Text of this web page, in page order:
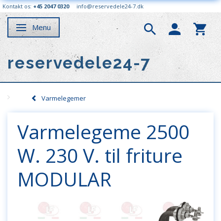
Kontakt os: +45 2047 0320 info@reservedele24-7.dk
Skifte navigation
Menu
reservedele24-7
Varmelegemer
Varmelegeme 2500
W. 230 V. til friture
MODULAR